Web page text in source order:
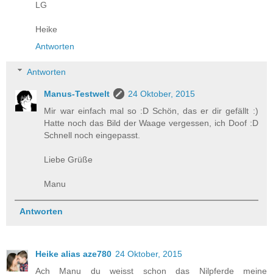
LG
Heike
Antworten
Antworten
Manus-Testwelt
24 Oktober, 2015
Mir war einfach mal so :D Schön, das er dir gefällt :)
Hatte noch das Bild der Waage vergessen, ich Doof :D
Schnell noch eingepasst.
Liebe Grüße
Manu
Antworten
Heike alias aze780 24 Oktober, 2015
Ach Manu du weisst schon das Nilpferde meine